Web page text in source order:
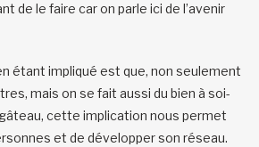
de le faire car on parle ici de l’avenir
étant impliqué est que, non seulement
mais on se fait aussi du bien à soi-
cette implication nous permet
et de développer son réseau.